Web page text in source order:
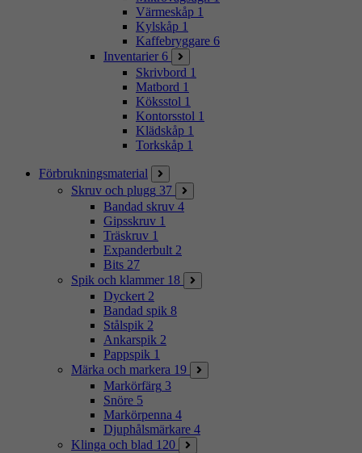
Värmeskåp 1
Kylskåp 1
Kaffebryggare 6
Inventarier 6
Skrivbord 1
Matbord 1
Köksstol 1
Kontorsstol 1
Klädskåp 1
Torkskåp 1
Förbrukningsmaterial
Skruv och plugg 37
Bandad skruv 4
Gipsskruv 1
Träskruv 1
Expanderbult 2
Bits 27
Spik och klammer 18
Dyckert 2
Bandad spik 8
Stålspik 2
Ankarspik 2
Pappspik 1
Märka och markera 19
Markörfärg 3
Snöre 5
Markörpenna 4
Djuphålsmärkare 4
Klinga och blad 120